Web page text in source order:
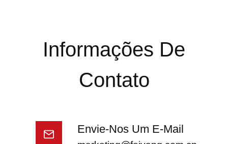
Informações De
Contato
Envie-Nos Um E-Mail